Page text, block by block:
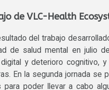
de VLC-Health
del trabajo
de salud mental en julio
y deterioro cognitivo,
En la segunda jornada se
para poder llevar a cabo